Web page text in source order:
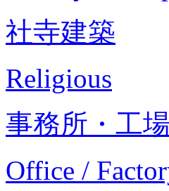
社寺建築
Religious
事務所・工
Office /